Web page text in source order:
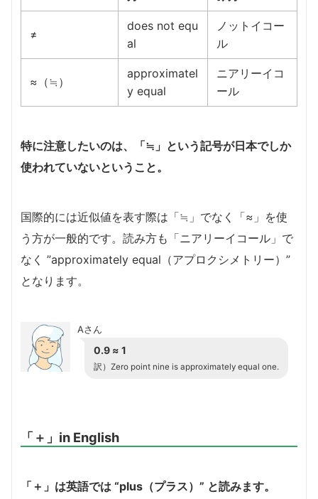
≠
does not equ
al
ノットイコー
ル
≈（≒）
approximatel
y equal
ニアリーイコ
ール
特に注意したいのは、「≒」という記号が日本でしか
使われていないということ。
国際的には近似値を表す際は「≒」でなく「≈」を使
う方が一般的です。読み方も「ニアリーイコール」で
なく ”approximately equal（アプロクシメトリー）”
となります。
Aさん
0.9 ≈ 1
訳）Zero point nine is approximately equal one.
「＋」in English
「＋」は英語では “plus（プラス）” と読みます。